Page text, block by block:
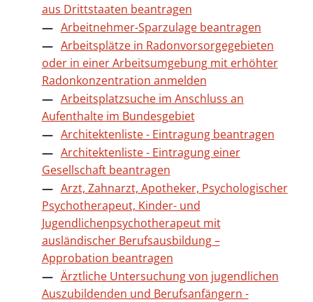
aus Drittstaaten beantragen
Arbeitnehmer-Sparzulage beantragen
Arbeitsplätze in Radonvorsorgegebieten
oder in einer Arbeitsumgebung mit erhöhter
Radonkonzentration anmelden
Arbeitsplatzsuche im Anschluss an
Aufenthalte im Bundesgebiet
Architektenliste - Eintragung beantragen
Architektenliste - Eintragung einer
Gesellschaft beantragen
Arzt, Zahnarzt, Apotheker, Psychologischer
Psychotherapeut, Kinder- und
Jugendlichenpsychotherapeut mit
ausländischer Berufsausbildung –
Approbation beantragen
Ärztliche Untersuchung von jugendlichen
Auszubildenden und Berufsanfängern -